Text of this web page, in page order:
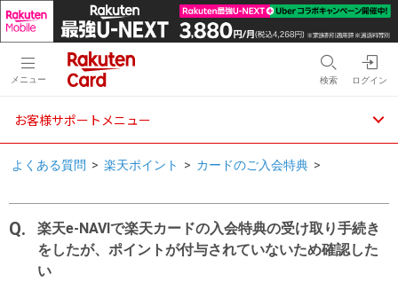
メニュー 検索 ログイン
お客様サポートメニュー
よくある質問 > 楽天ポイント > カードのご入会特典 >
楽天e-NAVIで楽天カードの入会特典の受け取り手続き
をしたが、ポイントが付与されていないため確認した
い